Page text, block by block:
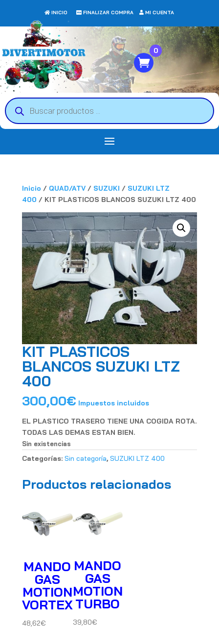
INICIO FINALIZAR COMPRA MI CUENTA
Búsqueda
de
productos
0
Inicio / QUAD/ATV/ SUZUKI / SUZUKI LTZ
400 / KIT PLASTICOS BLANCOS SUZUKI LTZ 400
KIT PLASTICOS
BLANCOS SUZUKI LTZ
400
300,00€ Impuestos incluidos
EL PLASTICO TRASERO TIENE UNA COGIDA ROTA.
TODAS LAS DEMAS ESTAN BIEN.
Sin existencias
Categorías: Sin categoría, SUZUKI LTZ 400
Productos relacionados
MANDO
GAS
MOTION
VORTEX
48,62€
MANDO
GAS
MOTION
TURBO
39,80€